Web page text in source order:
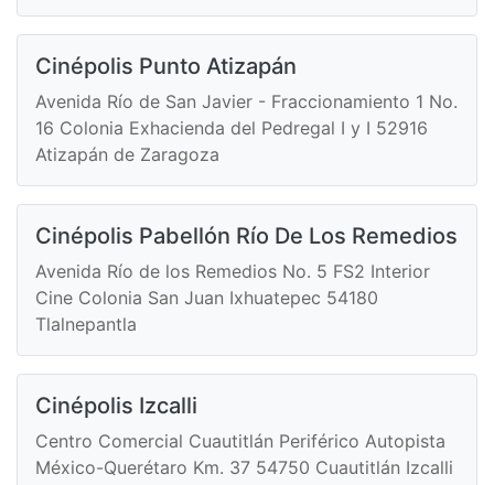
Cinépolis Punto Atizapán
Avenida Río de San Javier - Fraccionamiento 1 No.
16 Colonia Exhacienda del Pedregal I y I 52916
Atizapán de Zaragoza
Cinépolis Pabellón Río De Los Remedios
Avenida Río de los Remedios No. 5 FS2 Interior
Cine Colonia San Juan Ixhuatepec 54180
Tlalnepantla
Cinépolis Izcalli
Centro Comercial Cuautitlán Periférico Autopista
México-Querétaro Km. 37 54750 Cuautitlán Izcalli